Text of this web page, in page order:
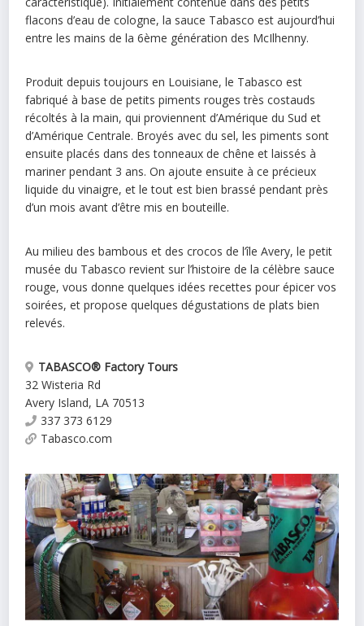
flacons d’eau de cologne, la sauce Tabasco est aujourd’hui
entre les mains de la 6ème génération des McIlhenny.
Produit depuis toujours en Louisiane, le Tabasco est
fabriqué à base de petits piments rouges très costauds
récoltés à la main, qui proviennent d’Amérique du Sud et
d’Amérique Centrale. Broyés avec du sel, les piments sont
ensuite placés dans des tonneaux de chêne et laissés à
mariner pendant 3 ans. On ajoute ensuite à ce précieux
liquide du vinaigre, et le tout est bien brassé pendant près
d’un mois avant d’être mis en bouteille.
Au milieu des bambous et des crocos de l’île Avery, le petit
musée du Tabasco revient sur l’histoire de la célèbre sauce
rouge, vous donne quelques idées recettes pour épicer vos
soirées, et propose quelques dégustations de plats bien
relevés.
TABASCO® Factory Tours
32 Wisteria Rd
Avery Island, LA 70513
337 373 6129
Tabasco.com